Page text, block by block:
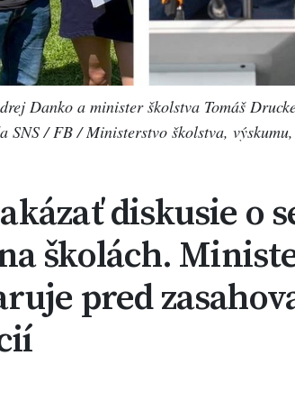
Danko a minister školstva Tomáš
SNS / FB / Ministerstvo školstva,
diskusie o
školách.
pred